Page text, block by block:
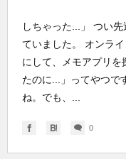
しちゃった...」 つい
ていました。 オンラ
にして、メモアプリ
たのに...」ってやつで
ね。でも、...
0